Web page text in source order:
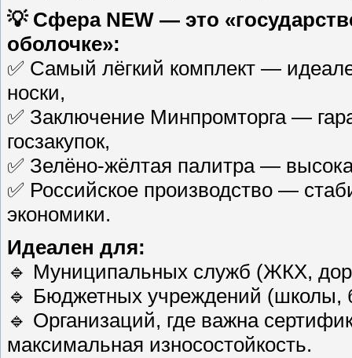
💡 Сфера NEW — это
оболочке»:
✅ Самый лёгкий комплект —
носки,
✅ Заключение Минпромторга —
госзакупок,
✅ Зелёно-жёлтая палитра —
✅ Российское производство —
экономики.
Идеален для:
🔹 Муниципальных служб (ЖКХ,
🔹 Бюджетных учреждений (школы,
🔹 Организаций, где важна
максимальная износостойкость.